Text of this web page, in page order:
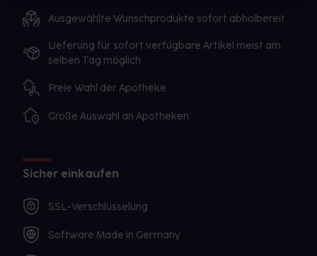
Ausgewählte Wunschprodukte sofort abholbereit
Lieferung für sofort verfügbare Artikel meist am
selben Tag möglich
Freie Wahl der Apotheke
Große Auswahl an Apotheken
Sicher einkaufen
SSL-Verschlüsselung
Software Made in Germany